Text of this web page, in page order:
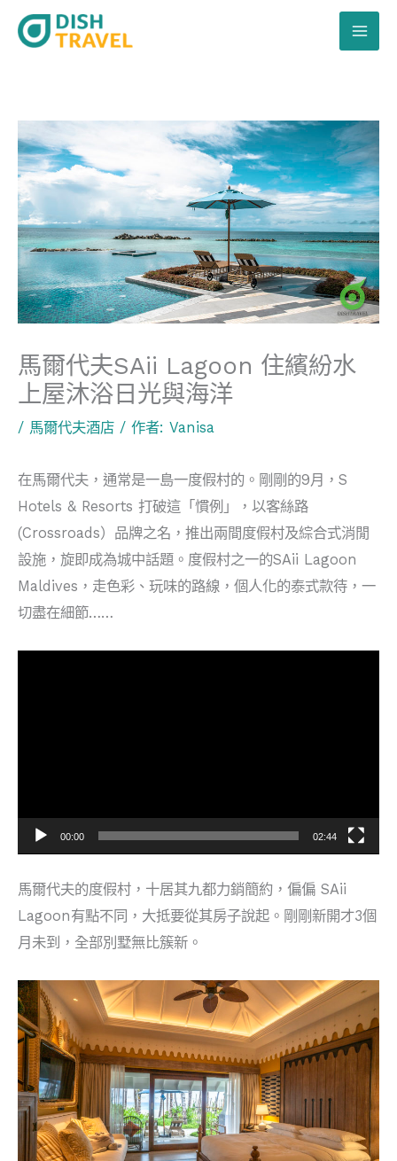
馬爾代夫SAii Lagoon 住繽紛水
上屋沐浴日光與海洋
/ 馬爾代夫酒店 / 作者: Vanisa
在馬爾代夫，通常是一島一度假村的。剛剛的9月，S
Hotels & Resorts 打破這「慣例」，以客絲路
(Crossroads）品牌之名，推出兩間度假村及綜合式消閒
設施，旋即成為城中話題。度假村之一的SAii Lagoon
Maldives，走色彩、玩味的路線，個人化的泰式款待，一
切盡在細節……
00:00 02:44
馬爾代夫的度假村，十居其九都力銷簡約，偏偏 SAii
Lagoon有點不同，大抵要從其房子說起。剛剛新開才3個
月未到，全部別墅無比簇新。